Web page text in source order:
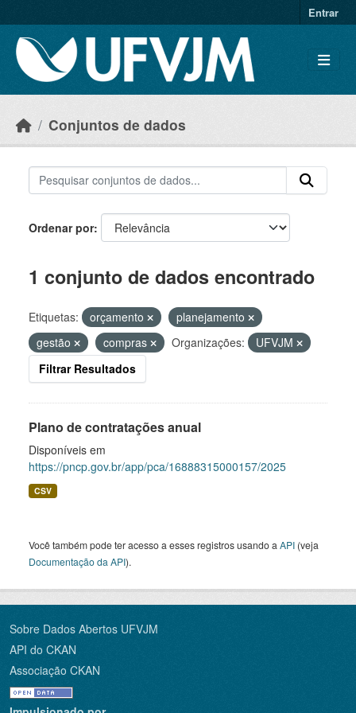
Entrar
Conjuntos de dados
Ordenar por
1 conjunto de dados encontrado
Etiquetas: orçamento
planejamento
gestão
compras Organizações:
UFVJM
Filtrar Resultados
Plano de contratações anual
Disponíveis em
https://pncp.gov.br/app/pca/16888315000157/2025
CSV
Você também pode ter acesso a esses registros usando a API (veja
Documentação da API).
Sobre Dados Abertos UFVJM
API do CKAN
Associação CKAN